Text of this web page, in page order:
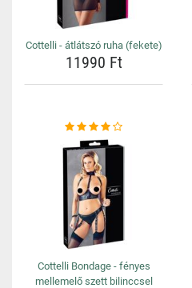
Cottelli - átlátszó ruha (fekete)
11990 Ft
Cottelli Bondage - fényes
mellemelő szett bilinccsel